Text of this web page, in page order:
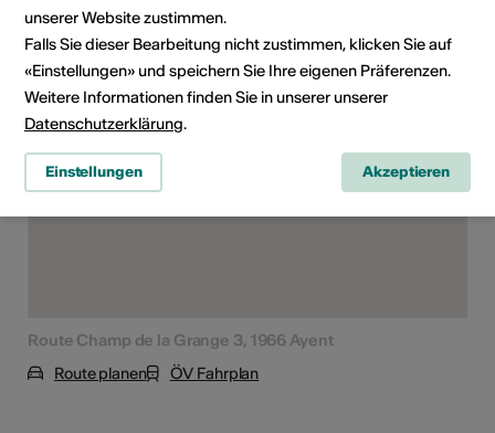
Veranstaltungsort
Route Champ de la Grange 3, 1966 Ayent
Route planen
ÖV Fahrplan
unserer Website zustimmen.
Falls Sie dieser Bearbeitung nicht zustimmen, klicken Sie auf
«Einstellungen» und speichern Sie Ihre eigenen Präferenzen.
Weitere Informationen finden Sie in unserer unserer
Datenschutzerklärung.
Einstellungen Akzeptieren